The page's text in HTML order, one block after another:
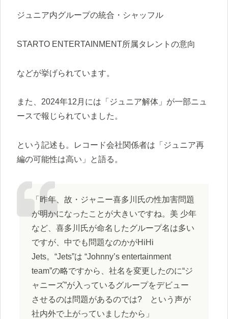
ジュニア内グループの統合・シャッフル
STARTO ENTERTAINMENT所属タレントの意向
などが挙げられています。
また、2024年12月には「ジュニア解体」が一部ニュ
ースで報じられていました。
という記述も。レコード会社関係者は「ジュニア再
編の可能性は高い」と語る。
「昨年、故・ジャニー喜多川氏の性加害問題
が明かになったことが大きいですね。美 少年
など、喜多川氏が命名したグループ名は多い
ですが、中でも問題なのかがHiHi
Jets。“Jets”は “Johnny’s entertainment
team”の略ですから、社名を変更したのに“ジ
ャニーズ”が入っているグループをデビュー
させるのは問題があるのでは? という声が
社内外で上がっていましたから」